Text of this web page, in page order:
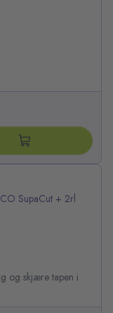
SupaCut + 2rl
og skjære tapen i